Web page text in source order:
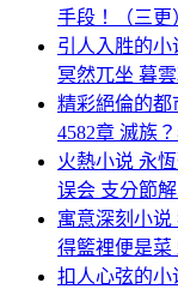
手段！（三更
引人入胜的小
冥然兀坐 暮雲
精彩絕倫的都
4582章 滅族
火熱小说 永
误会 支分節
寓意深刻小
得籃裡便是菜
扣人心弦的小